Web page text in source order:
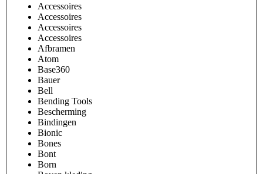
Accessoires
Accessoires
Accessoires
Accessoires
Afbramen
Atom
Base360
Bauer
Bell
Bending Tools
Bescherming
Bindingen
Bionic
Bones
Bont
Born